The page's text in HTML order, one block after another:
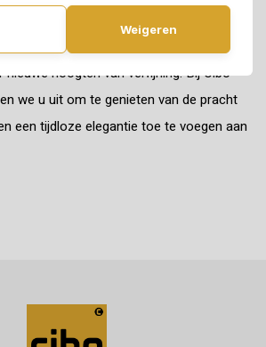
Weigeren
indruk voor de toekomst.
van zachtheid en stijl met Charme Ivory en
hoogten van verfijning. Bij Cibo
we u uit om te genieten van de pracht
een tijdloze elegantie toe te voegen aan